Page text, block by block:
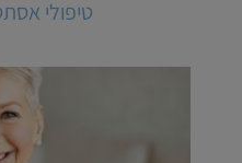
טיפולי